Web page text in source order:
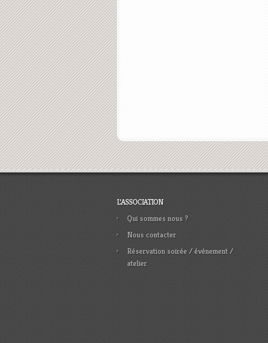
L’ASSOCIATION
Qui sommes nous ?
Nous contacter
Réservation soirée / événement /
atelier